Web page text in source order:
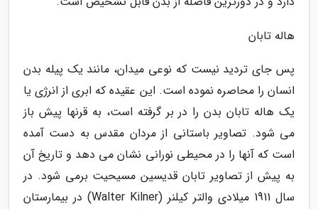
هاله تابان
پس جای تردید نیست که نوعی میدان، مانند یک پیله بدن
انسان را محاصره نموده است. این عقیده که ابری از انرژی یا
یک هاله تابان بدن را در بر گرفته است، به قرنها پیش باز
می شود. تصاویر باستانی از مردان مقدس به دست آمده
است که آنها را در محیطی نورانی نشان می دهد و تاریخ آن
به پیش از تصاویر تابان قدیسین مسیحیت برمی شود. در
سال 1911 میلادی والتر کیلنر (Walter Kilner) در بیمارستان